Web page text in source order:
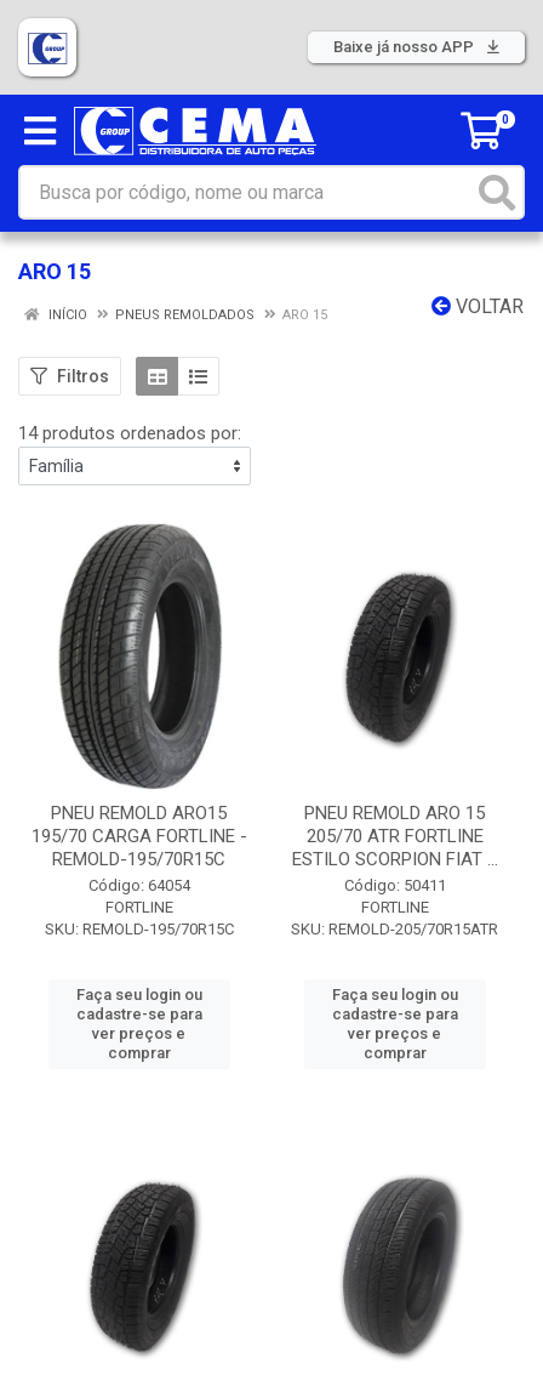
Baixe já nosso APP
0
ARO 15
VOLTAR
INÍCIO PNEUS REMOLDADOS ARO 15
Filtros
14 produtos ordenados por:
PNEU REMOLD ARO15
195/70 CARGA FORTLINE -
REMOLD-195/70R15C
Código: 64054
FORTLINE
SKU: REMOLD-195/70R15C
Faça seu login ou
cadastre-se para
ver preços e
comprar
PNEU REMOLD ARO 15
205/70 ATR FORTLINE
ESTILO SCORPION FIAT ...
Código: 50411
FORTLINE
SKU: REMOLD-205/70R15ATR
Faça seu login ou
cadastre-se para
ver preços e
comprar